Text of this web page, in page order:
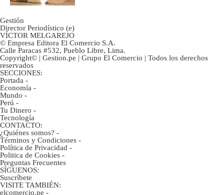
Gestión
Director Periodístico (e)
VÍCTOR MELGAREJO
© Empresa Editora El Comercio S.A.
Calle Paracas #532, Pueblo Libre, Lima.
Copyright© | Gestion.pe | Grupo El Comercio | Todos los derechos
reservados
SECCIONES:
Portada -
Economía -
Mundo -
Perú -
Tu Dinero -
Tecnología
CONTACTO:
¿Quiénes somos? -
Términos y Condiciones -
Política de Privacidad -
Politica de Cookies -
Preguntas Frecuentes
SÍGUENOS:
Suscríbete
VISITE TAMBIÉN:
elcomercio.pe -